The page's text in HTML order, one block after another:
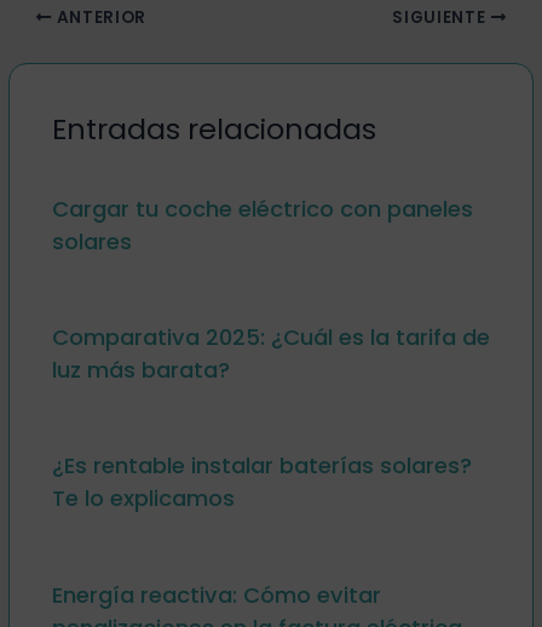
ANTERIOR SIGUIENTE
Entradas relacionadas
Cargar tu coche eléctrico con paneles
solares
Comparativa 2025: ¿Cuál es la tarifa de
luz más barata?
¿Es rentable instalar baterías solares?
Te lo explicamos
Energía reactiva: Cómo evitar